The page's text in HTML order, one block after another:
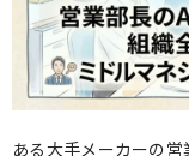
ある大手メーカーの